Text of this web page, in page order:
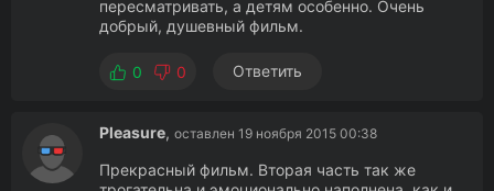
пересматривать, а детям особенно. Очень
добрый, душевный фильм.
0 0 Ответить
Pleasure, оставлен 19 ноября 2015 00:38
Прекрасный фильм. Вторая часть так же